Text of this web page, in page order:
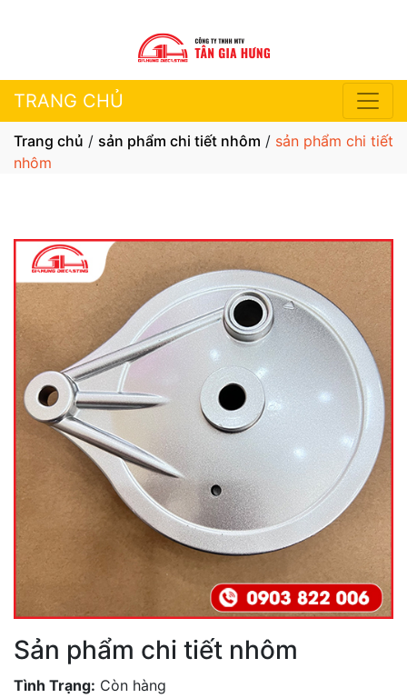
TRANG CHỦ
Trang chủ / sản phẩm chi tiết nhôm / sản phẩm chi tiết
nhôm
Sản phẩm chi tiết nhôm
Tình Trạng: Còn hàng